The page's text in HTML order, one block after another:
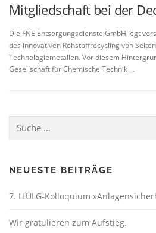
Mitgliedschaft bei der
Die FNE Entsorgungsdienste GmbH legt
des innovativen Rohstoffrecycling von
Technologiemetallen. Vor diesem
Gesellschaft für Chemische Technik …
nach:
NEUESTE BEITRÄGE
7. LfULG-Kolloquium
Wir gratulieren zum Aufstieg.